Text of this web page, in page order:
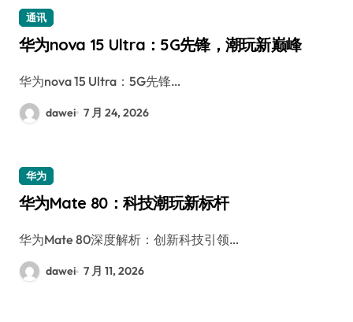
通讯
华为nova 15 Ultra：5G先锋，潮玩新巅峰
华为nova 15 Ultra：5G先锋…
dawei 7 月 24, 2026
华为
华为Mate 80：科技潮玩新标杆
华为Mate 80深度解析：创新科技引领…
dawei 7 月 11, 2026